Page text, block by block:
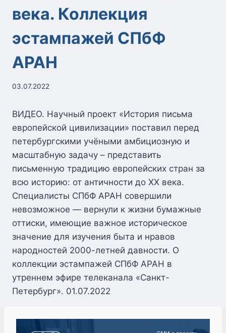
века. Коллекция
эстампажей СПбФ
АРАН
03.07.2022
ВИДЕО. Научный проект «История письма
европейской цивилизации» поставил перед
петербургскими учёными амбициозную и
масштабную задачу – представить
письменную традицию европейских стран за
всю историю: от античности до ХХ века.
Специалисты СПбФ АРАН совершили
невозможное — вернули к жизни бумажные
оттиски, имеющие важное историческое
значение для изучения быта и нравов
народностей 2000-летней давности. О
коллекции эстампажей СПбФ АРАН в
утреннем эфире телеканала «Санкт-
Петербург». 01.07.2022